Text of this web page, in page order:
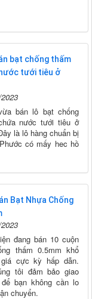
bạt chống thấm
tưới tiêu ở
bán lô bạt chống
nước tưới tiêu ở
là lô hàng chuẩn bị
có mấy hec hồ
Bạt Nhựa Chống
đang bán 10 cuộn
thấm 0.5mm khổ
cực kỳ hấp dẫn.
tôi đảm bảo giao
bạn không cần lo
chuyển.